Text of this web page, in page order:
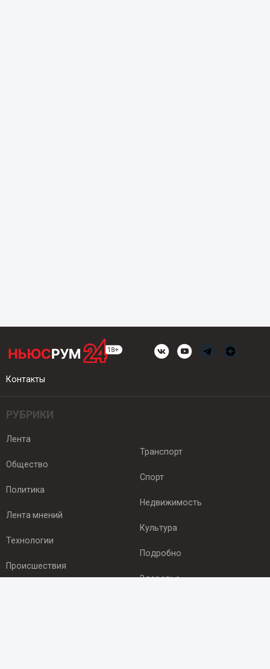
Контакты
РУБРИКИ
Лента
Общество
Политика
Лента мнений
Технологии
Происшествия
Транспорт
Спорт
Недвижимость
Культура
Подробно
Здоровье